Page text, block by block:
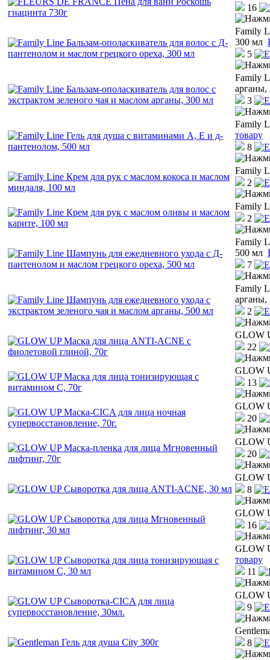
16
Family
300 мл
5
Family
арганы,
3
Family
товару
8
Family
2
Family
2
Family
500 мл
7
Family
арганы,
2
GLOW
22
GLOW
13
GLOW
20
GLOW
20
GLOW
8
GLOW
16
GLOW
товару
11
GLOW
9
8